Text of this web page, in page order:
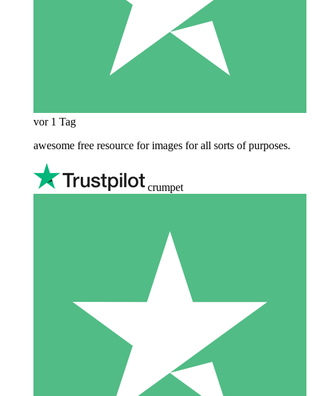
vor 1 Tag
awesome free resource for images for all sorts of purposes.
crumpet